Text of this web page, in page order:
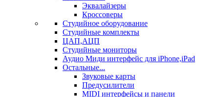
Эквалайзеры
Кроссоверы
Студийное оборудование
Студийные комплекты
ЦАП,АЦП
Студийные мониторы
Аудио Миди интерфейс для iPhone,iPad
Остальные...
Звуковые карты
Предусилители
MIDI интерфейсы и панели